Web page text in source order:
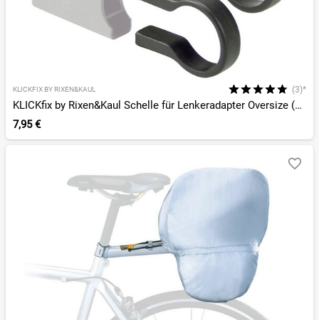
KLICKFIX BY RIXEN&KAUL (3)*
KLICKfix by Rixen&Kaul Schelle für Lenkeradapter Oversize (31,8 mm)
7,95 €